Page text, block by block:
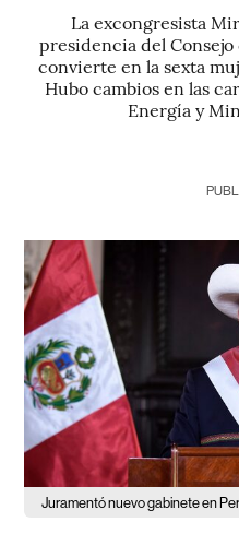
La excongresista
presidencia del
convierte en la sexta
Hubo cambios en las
Energía y
Juramentó nuevo gabinete en